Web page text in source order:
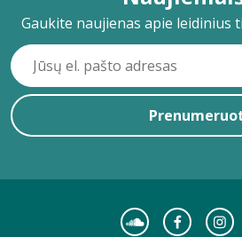
Gaukite naujienas apie leidinius